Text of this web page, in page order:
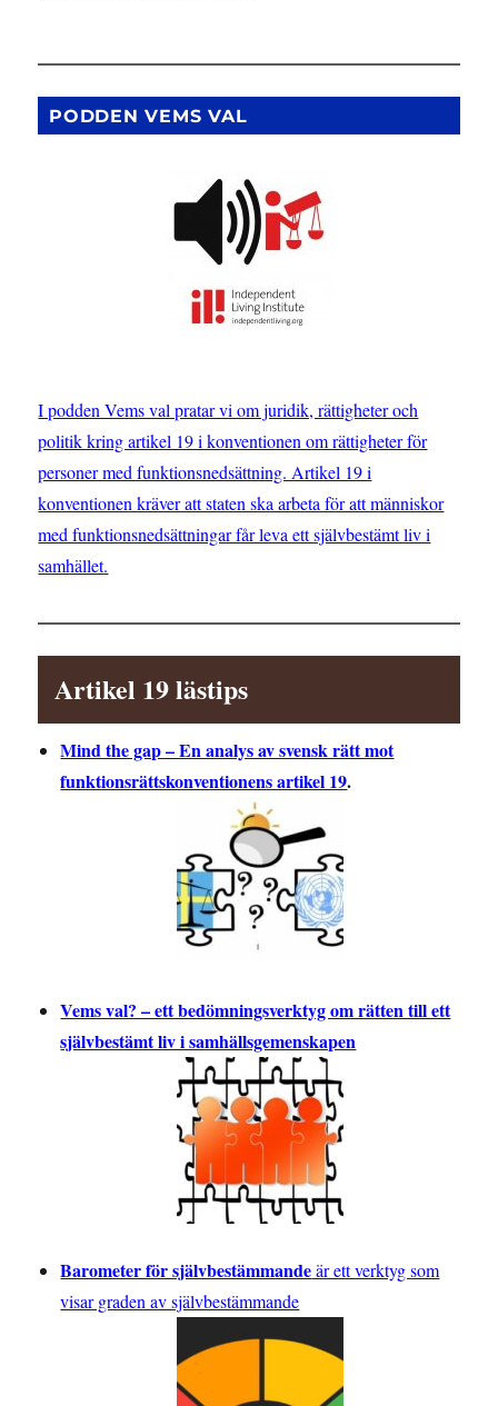
PODDEN VEMS VAL
I podden Vems val pratar vi om juridik, rättigheter och
politik kring artikel 19 i konventionen om rättigheter för
personer med funktionsnedsättning. Artikel 19 i
konventionen kräver att staten ska arbeta för att människor
med funktionsnedsättningar får leva ett självbestämt liv i
samhället.
Artikel 19 lästips
Mind the gap – En analys av svensk rätt mot
funktionsrättskonventionens artikel 19.
Vems val? – ett bedömningsverktyg om rätten till ett
självbestämt liv i samhällsgemenskapen
Barometer för självbestämmandeär ett verktyg som
visar graden av självbestämmande